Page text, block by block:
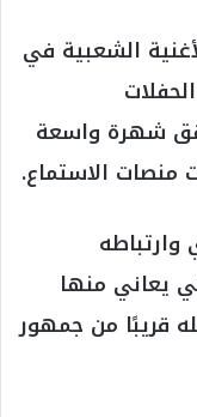
الشعبية في
شهرة واسعة
الاستماع.
وارتباطه
يعاني منها
قريبًا من جمهور